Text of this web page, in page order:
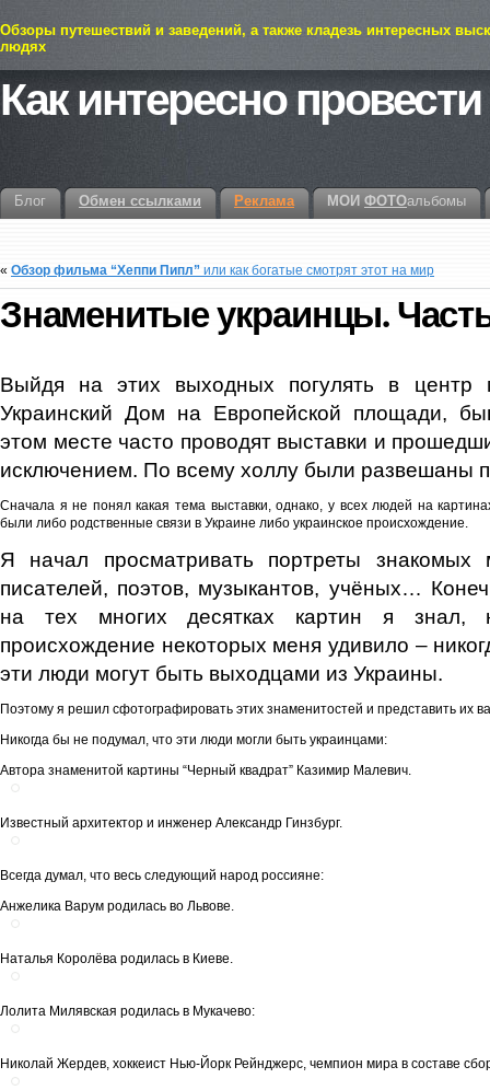
Обзоры путешествий и заведений, а также кладезь интересных
людях
Как интересно
Блог Обмен ссылками Реклама МОИ ФОТОальбомы
« Обзор фильма “Хеппи Пипл” или как богатые смотрят этот на мир
Знаменитые украинцы.
Выйдя на этих выходных погулять в
Украинский Дом на Европейской площади,
этом месте часто проводят выставки и
исключением. По всему холлу были развешаны
Сначала я не понял какая тема выставки, однако, у всех людей на
были либо родственные связи в Украине либо украинское происхождение.
Я начал просматривать портреты
писателей, поэтов, музыкантов, учёных…
на тех многих десятках картин я
происхождение некоторых меня удивило –
эти люди могут быть выходцами из Украины.
Поэтому я решил сфотографировать этих знаменитостей и представить их
Никогда бы не подумал, что эти люди могли быть украинцами:
Автора знаменитой картины “Черный квадрат” Казимир Малевич.
Известный архитектор и инженер Александр Гинзбург.
Всегда думал, что весь следующий народ россияне:
Анжелика Варум родилась во Львове.
Наталья Королёва родилась в Киеве.
Лолита Милявская родилась в Мукачево:
Николай Жердев, хоккеист Нью-Йорк Рейнджерс, чемпион мира в составе